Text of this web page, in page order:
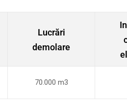
Lucrări
demolare
70.000 m3